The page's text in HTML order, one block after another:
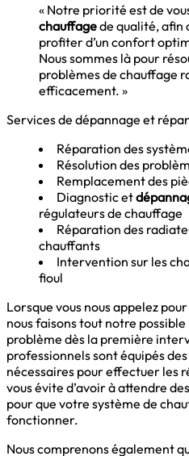
« Notre priorité est de
chauffagede qualité, afin
profiter d’un confort
Nous sommes là pour
problèmes de chauffage
efficacement. »
Services de dépannage et
Réparation des
Résolution des
Remplacement des
Diagnostic et
régulateurs de chauffage
Réparation des
chauffants
Intervention sur les
fioul
Lorsque vous nous appelez pour
nous faisons tout notre
problème dès la première
professionnels sont équipés
nécessaires pour effectuer les
vous évite d’avoir à attendre
pour que votre système de
fonctionner.
Nous comprenons également